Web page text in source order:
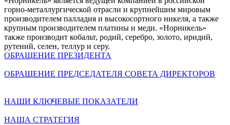
горно-металлургической отрасли и крупнейшим мировым
производителем палладия и высокосортного никеля, а также
крупным производителем платины и меди. «Норникель»
также производит кобальт, родий, серебро, золото, иридий,
рутений, селен, теллур и серу.
ОБРАЩЕНИЕ ПРЕЗИДЕНТА
ОБРАЩЕНИЕ ПРЕДСЕДАТЕЛЯ СОВЕТА ДИРЕКТОРОВ
НАШИ КЛЮЧЕВЫЕ ПОКАЗАТЕЛИ
НАША СТРАТЕГИЯ